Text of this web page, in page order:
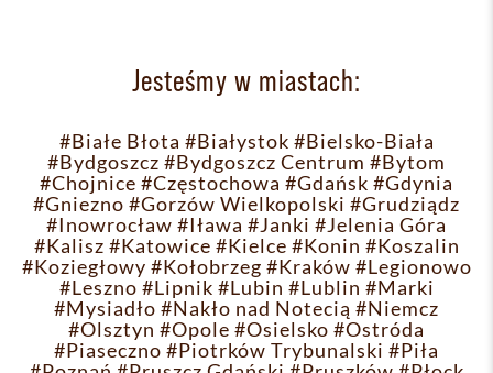
Jesteśmy w miastach:
#Białe Błota #Białystok #Bielsko-Biała
#Bydgoszcz #Bydgoszcz Centrum #Bytom
#Chojnice #Częstochowa #Gdańsk #Gdynia
#Gniezno #Gorzów Wielkopolski #Grudziądz
#Inowrocław #Iława #Janki #Jelenia Góra
#Kalisz #Katowice #Kielce #Konin #Koszalin
#Koziegłowy #Kołobrzeg #Kraków #Legionowo
#Leszno #Lipnik #Lubin #Lublin #Marki
#Mysiadło #Nakło nad Notecią #Niemcz
#Olsztyn #Opole #Osielsko #Ostróda
#Piaseczno #Piotrków Trybunalski #Piła